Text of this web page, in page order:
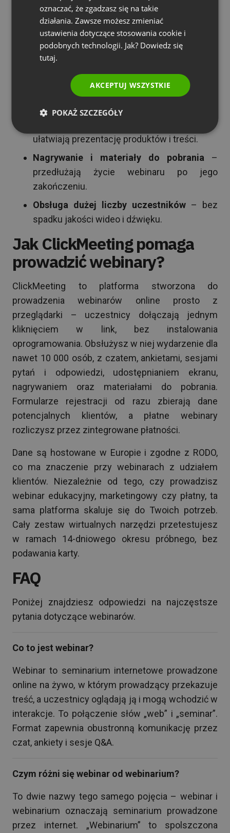
decydują, czy webinar będzie interaktywny, czy
tylko odtworzy nudną prezentację. Przy wyborze
oprogramowania zwróć uwagę na kilka funkcji:
Czat i sesje Q&A
zadawać pytania i wchodzić w interakcje.
Ankiety i testy
– dają natychmiastowy
feedback i angażują widownię.
–
ułatwiają prezentację produktów i treści.
Nagrywanie i materiały do pobrania –
przedłużają życie webinaru po jego
zakończeniu.
Obsługa dużej liczby uczestników – bez
spadku jakości wideo i dźwięku.
Jak ClickMeeting pomaga
prowadzić webinary?
ClickMeeting to platforma stworzona do
prowadzenia webinarów online prosto z
przeglądarki – uczestnicy dołączają jednym
kliknięciem w link, bez instalowania
oprogramowania. Obsłużysz w niej wydarzenie dla
nawet 10 000 osób, z czatem, ankietami, sesjami
pytań i odpowiedzi, udostępnianiem ekranu,
nagrywaniem oraz materiałami do pobrania.
Formularze rejestracji od razu zbierają dane
potencjalnych klientów, a płatne webinary
rozliczysz przez zintegrowane płatności.
Dane są hostowane w Europie i zgodne z RODO,
co ma znaczenie przy webinarach z udziałem
klientów. Niezależnie od tego, czy prowadzisz
webinar edukacyjny, marketingowy czy płatny, ta
sama platforma skaluje się do Twoich potrzeb.
Cały zestaw wirtualnych narzędzi przetestujesz
w ramach 14-dniowego okresu próbnego, bez
podawania karty.
FAQ
Poniżej znajdziesz odpowiedzi na najczęstsze
pytania dotyczące webinarów.
Co to jest webinar?
Webinar to seminarium internetowe prowadzone
online na żywo, w którym prowadzący przekazuje
treść, a uczestnicy oglądają ją i mogą wchodzić w
interakcje. To połączenie słów „web” i „seminar”.
Format zapewnia obustronną komunikację przez
czat, ankiety i sesje Q&A.
Czym różni się webinar od webinarium?
To dwie nazwy tego samego pojęcia – webinar i
webinarium oznaczają seminarium prowadzone
przez internet. „Webinarium” to spolszczona
ITALIAN
oznaczać, że zgadzasz się na takie
działania. Zawsze możesz zmieniać
ustawienia dotyczące stosowania cookie i
podobnych technologii. Jak? Dowiedz się
tutaj.
AKCEPTUJ WSZYSTKIE
POKAŻ SZCZEGÓŁY